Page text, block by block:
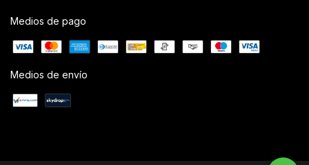
Medios de pago
Medios de envío